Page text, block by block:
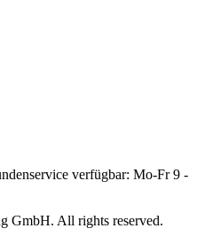
verfügbar: Mo-Fr 9 -
GmbH. All rights reserved.